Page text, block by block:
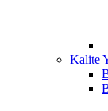
Kalite